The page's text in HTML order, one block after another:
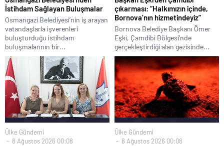
İstihdam Sağlayan Buluşmalar
Osmangazi Belediyesi’nin iş arayan
vatandaşlarla işverenleri
buluşturduğu istihdam
buluşmalarının bir...
çıkarması: “Halkımızın içinde,
Bornova’nın hizmetindeyiz”
Bornova Belediye Başkanı Ömer
Eşki, Çamdibi Bölgesi’nde
gerçekleştirdiği alan gezisinde...
Ülke Gündemi
8 Ağustos 2026 00:08
Ülke Gündemi
8 Ağustos 2026 00:08